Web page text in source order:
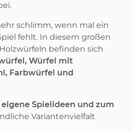
schlimm, wenn mal ein
fehlt. In diesem großen
befinden sich
Würfel mit
Farbwürfel und
Spielideen und zum
Variantenvielfalt